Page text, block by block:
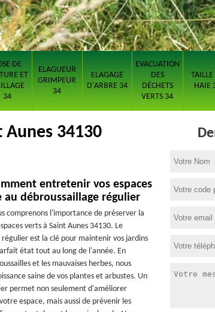
DE
ET
34
ELAGUEUR
GRIMPEUR
34
ELAGAGE
D'ARBRE 34
EVACUATION
DES
DÉCHETS
VERTS 34
TAILLE
HAIE
34130
entretenir vos espaces
au débroussaillage régulier
comprenons l'importance de préserver la
verts à Saint Aunes 34130. Le
régulier est la clé pour maintenir vos jardins
état tout au long de l'année. En
et les mauvaises herbes, nous
saine de vos plantes et arbustes. Un
permet non seulement d'améliorer
espace, mais aussi de prévenir les